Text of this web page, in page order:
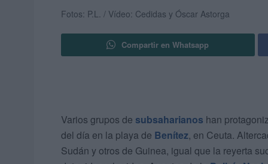
Fotos: P.L. / Vídeo: Cedidas y Óscar Astorga
Compartir en Whatsapp
Varios grupos de subsaharianos han
del día en la playa de Benítez, en Ceuta.
Sudán y otros de Guinea, igual que la reyerta